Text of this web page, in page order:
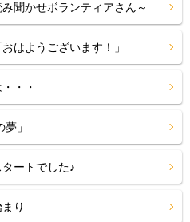
かせボランティアさん～
はようございます！」
・・
」
ートでした♪
り